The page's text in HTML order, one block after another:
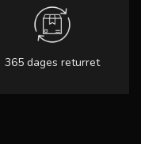
365 dages returret